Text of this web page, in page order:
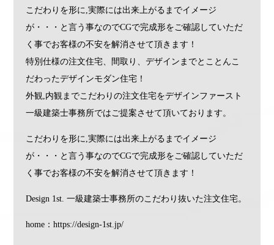
こだわりを形に,実際には出来上がるまでイメージ
が・・・と言う事なのでCGで完成形をご確認していただ
く事でお客様の不安を解消させて頂きます！
特別仕様の注文住宅、間取り、デザインまでとことんこ
だわったデザインモダン住宅！
外観,内観までこだわりの注文住宅をデザインファースト
一級建築士事務所ではご提案させて頂いております。
こだわりを形に,実際には出来上がるまでイメージ
が・・・と言う事なのでCGで完成形をご確認していただ
く事でお客様の不安を解消させて頂きます！
Design 1st. 一級建築士事務所のこだわり抜いた注文住宅。
home：https://design-1st.jp/